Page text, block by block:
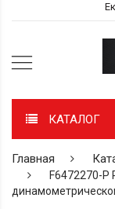
КАТАЛОГ
Главная
F6472270-P